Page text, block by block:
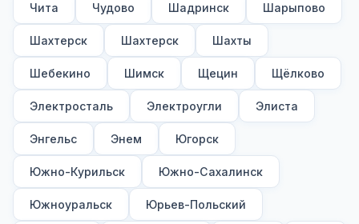
Чита Чудово Шадринск Шарыпово
Шахтерск Шахтерск Шахты
Шебекино Шимск Щецин Щёлково
Электросталь Электроугли Элиста
Энгельс Энем Югорск
Южно-Курильск Южно-Сахалинск
Южноуральск Юрьев-Польский